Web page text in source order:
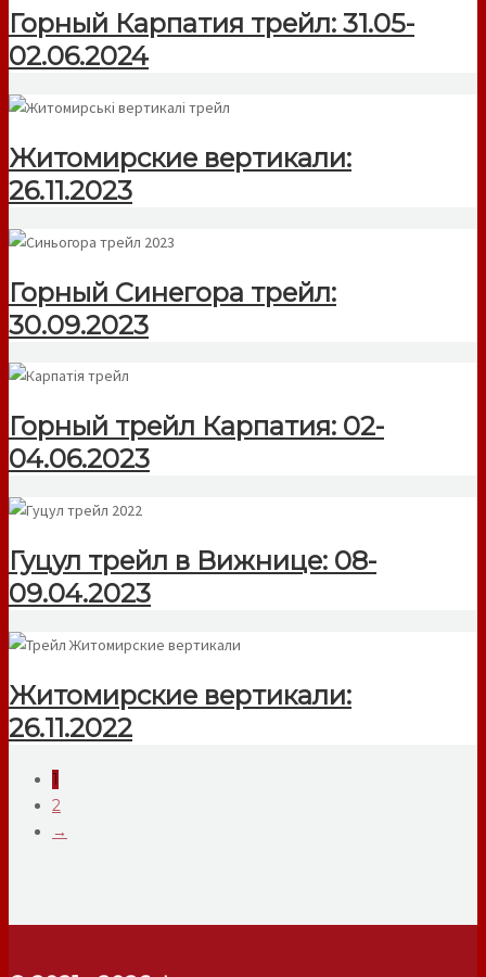
Горный Карпатия трейл: 31.05-
02.06.2024
Житомирские вертикали:
26.11.2023
Горный Синегора трейл:
30.09.2023
Горный трейл Карпатия: 02-
04.06.2023
Гуцул трейл в Вижнице: 08-
09.04.2023
Житомирские вертикали:
26.11.2022
Posts
navigation
1
2
→